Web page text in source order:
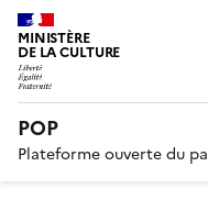
MINISTÈRE
DE LA CULTURE
POP
Plateforme ouverte du